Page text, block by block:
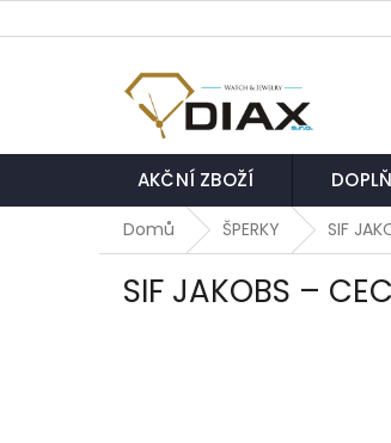
na
AKČNÍ ZBOŽÍ
Domů ŠPERKY SIF
SIF JAKOBS –